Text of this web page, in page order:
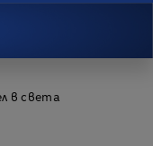
в света